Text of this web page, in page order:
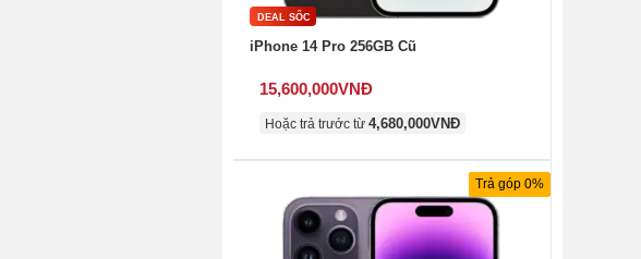
DEAL SỐC
iPhone 14 Pro 256GB Cũ
15,600,000VNĐ
Hoặc trả trước từ 4,680,000VNĐ
Trả góp 0%